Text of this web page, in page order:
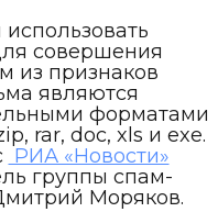
совершения
из признаков
являются
форматами
rar, doc, xls и exe.
РИА «Новости»
группы спам-
Моряков.